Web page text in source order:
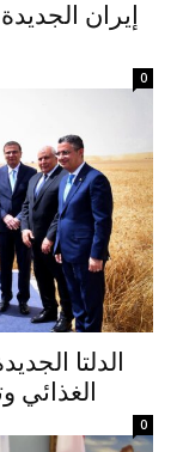
إيران
0
الدلتا
الغذائي
0